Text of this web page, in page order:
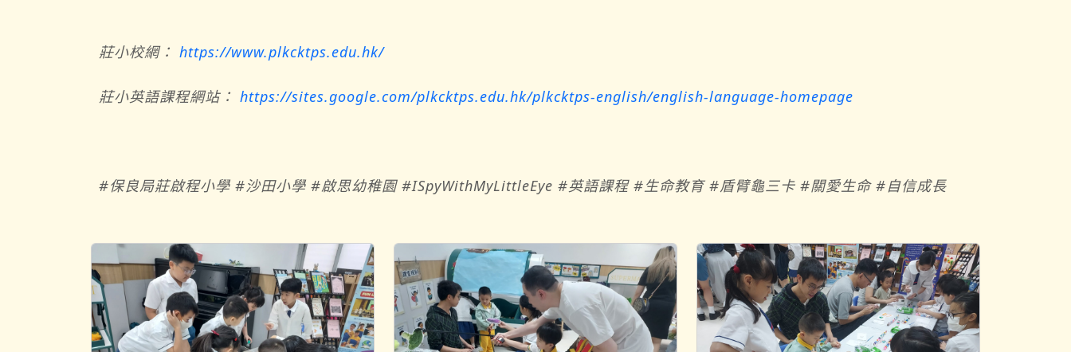
莊小校網： https://www.plkcktps.edu.hk/
莊小英語課程網站： https://sites.google.com/plkcktps.edu.hk/plkcktps-english/english-language-homepage
#保良局莊啟程小學 #沙田小學 #啟思幼稚園 #ISpyWithMyLittleEye #英語課程 #生命教育 #盾臂龜三卡 #關愛生命 #自信成長